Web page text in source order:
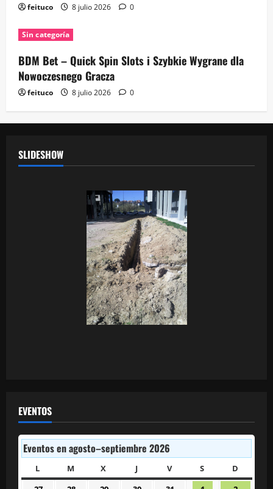
feituco 8 julio 2026 0
Sin categoría
BDM Bet – Quick Spin Slots i Szybkie Wygrane dla
Nowoczesnego Gracza
feituco 8 julio 2026 0
SLIDESHOW
EVENTOS
Eventos en agosto–septiembre 2026
L LUNESM MARTES
X MIÉRCOLES
J JUEVESVVIERNES
S SÁBADO
D